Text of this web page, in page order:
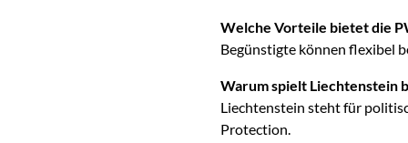
Welche Vorteile bietet die
Begünstigte können flexibel
Warum spielt Liechtenstein
Liechtenstein steht für
Protection.